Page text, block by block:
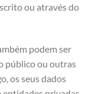
ou através do
podem ser
público ou outras
os seus dados